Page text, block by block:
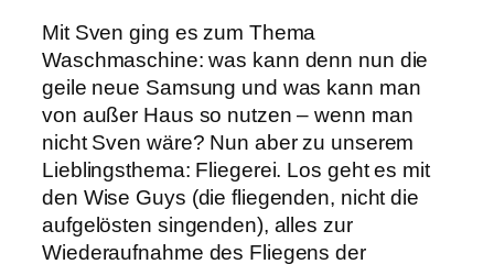
Mit Sven ging es zum Thema
Waschmaschine: was kann denn nun die
geile neue Samsung und was kann man
von außer Haus so nutzen – wenn man
nicht Sven wäre? Nun aber zu unserem
Lieblingsthema: Fliegerei. Los geht es mit
den Wise Guys (die fliegenden, nicht die
aufgelösten singenden), alles zur
Wiederaufnahme des Fliegens der